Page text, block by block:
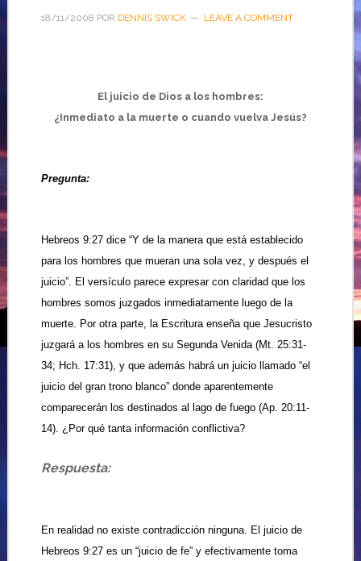
18/11/2008 POR DENNIS SWICK LEAVE A COMMENT
El juicio de Dios a los hombres:
¿Inmediato a la muerte o cuando vuelva Jesús?
Pregunta:
Hebreos 9:27 dice “Y de la manera que está establecido
para los hombres que mueran una sola vez, y después el
juicio”. El versículo parece expresar con claridad que los
hombres somos juzgados inmediatamente luego de la
muerte. Por otra parte, la Escritura enseña que Jesucristo
juzgará a los hombres en su Segunda Venida (Mt. 25:31-
34; Hch. 17:31), y que además habrá un juicio llamado “el
juicio del gran trono blanco” donde aparentemente
comparecerán los destinados al lago de fuego (Ap. 20:11-
14). ¿Por qué tanta información conflictiva?
Respuesta:
En realidad no existe contradicción ninguna. El juicio de
Hebreos 9:27 es un “juicio de fe” y efectivamente toma